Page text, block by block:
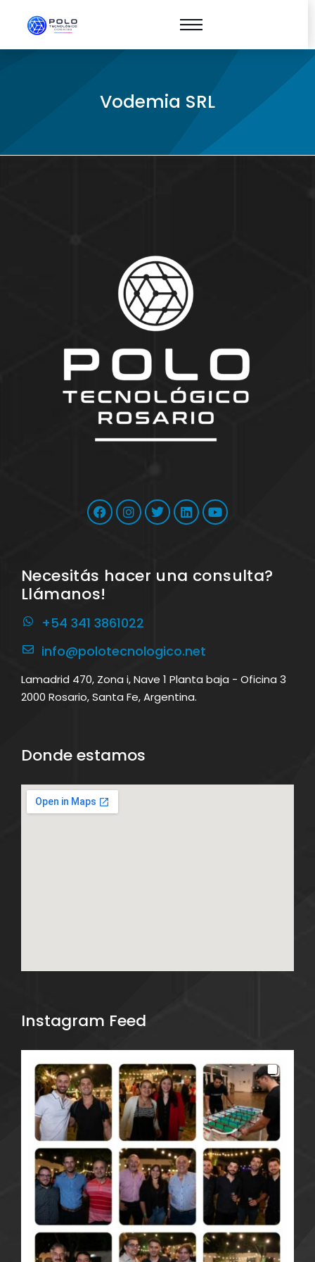
Vodemia SRL
Necesitás hacer una consulta?
Llámanos!
+54 341 3861022
info@polotecnologico.net
Lamadrid 470, Zona i, Nave 1 Planta baja - Oficina 3
2000 Rosario, Santa Fe, Argentina.
Donde estamos
Instagram Feed